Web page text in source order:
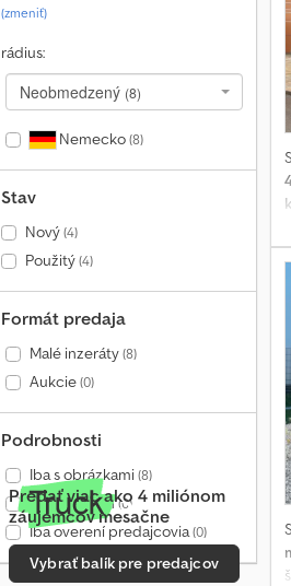
(zmeniť)
rádius:
Neobmedzený (8)
Nemecko(8)
Stav
Nový(4)
Použitý(4)
Formát predaja
Malé inzeráty(8)
Aukcie(0)
Podrobnosti
Iba s obrázkami(8)
Iba s videom(0)
Iba overení predajcovia(0)
Predať viac ako 4 miliónom
záujemcov mesačne
Vybrať balík pre predajcov